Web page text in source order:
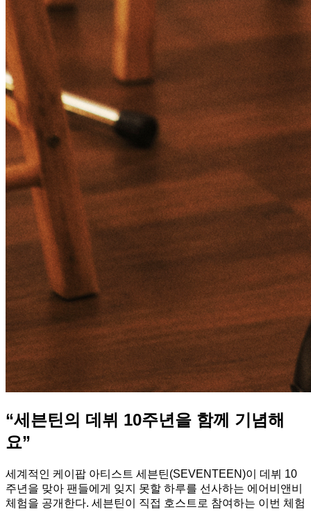
“세븐틴의 데뷔 10주년을 함께 기념해
요”
세계적인 케이팝 아티스트 세븐틴(SEVENTEEN)이 데뷔 10
주년을 맞아 팬들에게 잊지 못할 하루를 선사하는 에어비앤비
체험을 공개한다. 세븐틴이 직접 호스트로 참여하는 이번 체험